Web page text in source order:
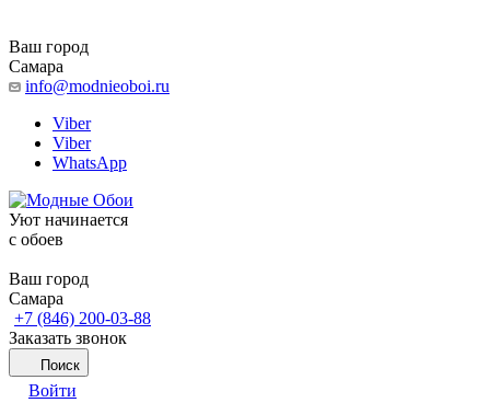
Ваш город
Самара
info@modnieoboi.ru
Viber
Viber
WhatsApp
Уют начинается
c обоев
Ваш город
Самара
+7 (846) 200-03-88
Заказать звонок
Поиск
Войти